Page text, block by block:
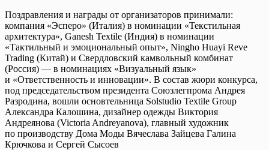
Поздравления и награды от организаторов принимали:
компания «Эсперо» (Италия) в номинации «Текстильная
архитектура», Ganesh Textile (Индия) в номинации
«Тактильный и эмоциональный опыт», Ningho Huayi Reve
Trading (Китай) и Свердловский камвольный комбинат
(Россия) — в номинациях «Визуальный язык»
и «Ответственность и инновации». В состав жюри конкурса,
под председательством президента Союзлегпрома Андрея
Разродина, вошли основтельница Solstudio Textile Group
Александра Калошина, дизайнер одежды Виктория
Андреянова (Victoria Andreyanova), главный художник
по производству Дома Моды Вячеслава Зайцева Галина
Крючкова и Сергей Сысоев